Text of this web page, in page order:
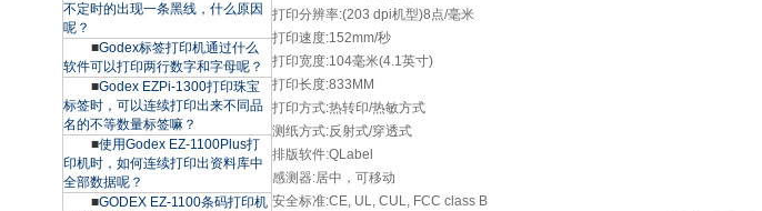
不定时的出现一条黑线，什么原因
呢？
■Godex标签打印机通过什么
软件可以打印两行数字和字母呢？
■Godex EZPi-1300打印珠宝
标签时，可以连续打印出来不同品
名的不等数量标签嘛？
■使用Godex EZ-1100Plus打
印机时，如何连续打印出资料库中
全部数据呢？
■GODEX EZ-1100条码打印机
打印分辨率:(203 dpi机型)8点/毫米
打印速度:152mm/秒
打印宽度:104毫米(4.1英寸)
打印长度:833MM
打印方式:热转印/热敏方式
测纸方式:反射式/穿透式
排版软件:QLabel
感测器:居中，可移动
安全标准:CE, UL, CUL, FCC class B